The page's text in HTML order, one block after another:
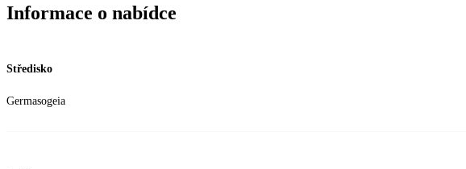
Informace o nabídce
Středisko
Germasogeia